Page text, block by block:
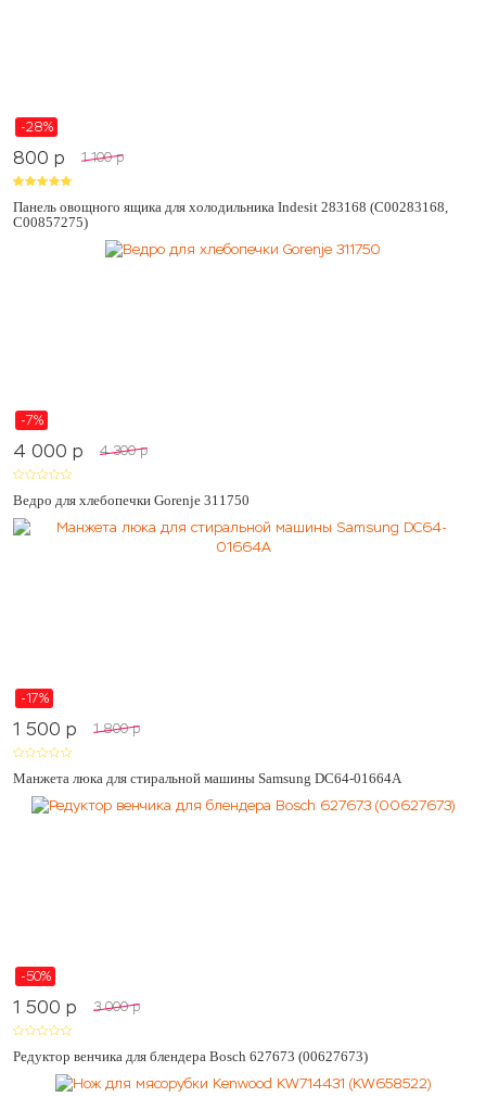
-28%
800 p 1 100 p
Панель овощного ящика для холодильника Indesit 283168 (C00283168,
C00857275)
-7%
4 000 p 4 300 p
Ведро для хлебопечки Gorenje 311750
-17%
1 500 p 1 800 p
Манжета люка для стиральной машины Samsung DC64-01664A
-50%
1 500 p 3 000 p
Редуктор венчика для блендера Bosch 627673 (00627673)